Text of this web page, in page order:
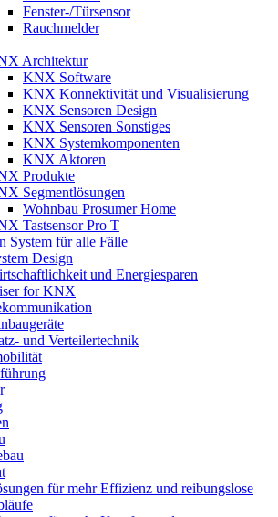
Fenster-/Türsensor
Rauchmelder
Architektur
KNX Software
KNX Konnektivität und Visualisierung
KNX Sensoren Design
KNX Sensoren Sonstiges
KNX Systemkomponenten
KNX Aktoren
Produkte
Segmentlösungen
Wohnbau Prosumer Home
Tastsensor Pro T
System für alle Fälle
Design
und Energiesparen
for KNX
und Verteilertechnik
für mehr Effizienz und reibungslose